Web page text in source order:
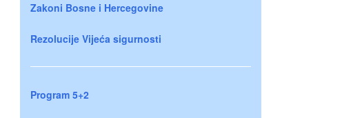
Zakoni Bosne i Hercegovine
Rezolucije Vijeća sigurnosti
Program 5+2